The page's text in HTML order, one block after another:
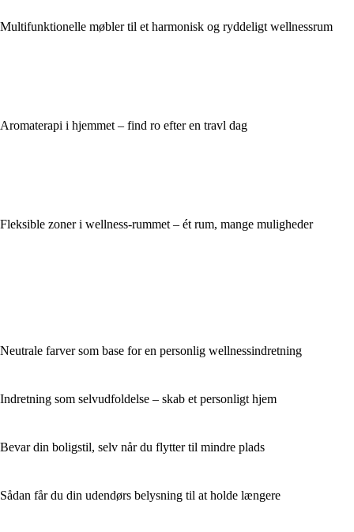
Multifunktionelle møbler til et harmonisk og ryddeligt wellnessrum
Aromaterapi i hjemmet – find ro efter en travl dag
Fleksible zoner i wellness-rummet – ét rum, mange muligheder
Neutrale farver som base for en personlig wellnessindretning
Indretning som selvudfoldelse – skab et personligt hjem
Bevar din boligstil, selv når du flytter til mindre plads
Sådan får du din udendørs belysning til at holde længere